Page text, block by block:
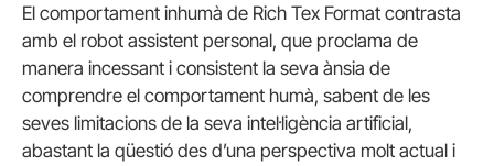
El comportament inhumà de Rich Tex Format contrasta
amb el robot assistent personal, que proclama de
manera incessant i consistent la seva ànsia de
comprendre el comportament humà, sabent de les
seves limitacions de la seva intel·ligència artificial,
abastant la qüestió des d’una perspectiva molt actual i